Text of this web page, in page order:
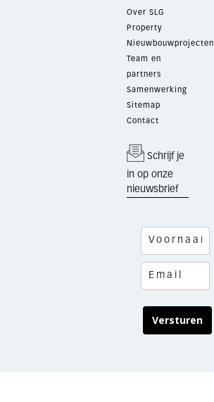
Over SLG
Property
Nieuwbouwprojecten
Team en
partners
Samenwerking
Sitemap
Contact
Schrijf je
in op onze
nieuwsbrief
Versturen